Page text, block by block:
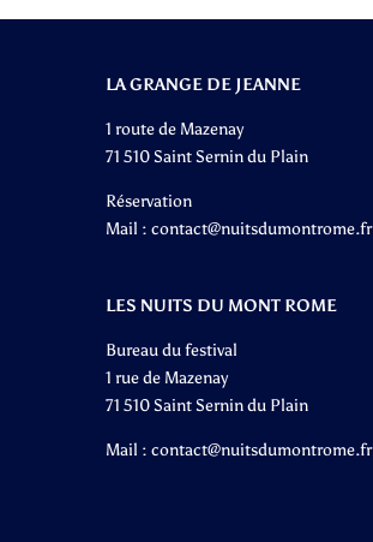
LA GRANGE DE JEANNE
1 route de Mazenay
71 510 Saint Sernin du Plain
Réservation
Mail : contact@nuitsdumontrome.fr
LES NUITS DU MONT ROME
Bureau du festival
1 rue de Mazenay
71 510 Saint Sernin du Plain
Mail : contact@nuitsdumontrome.fr